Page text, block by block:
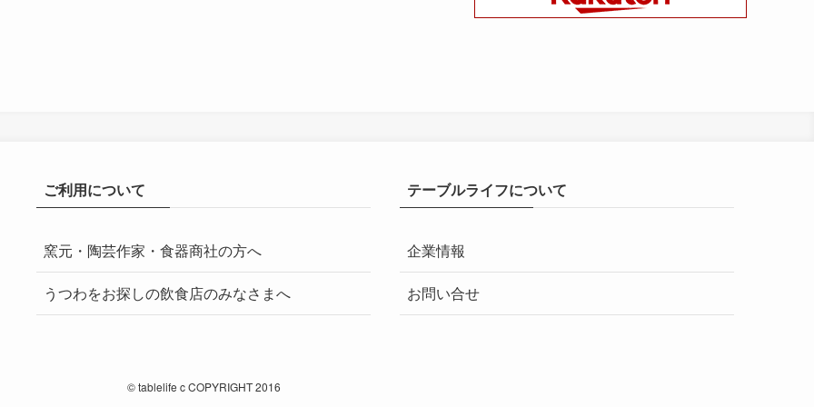
ご利用について
窯元・陶芸作家・食器商社の方へ
うつわをお探しの飲食店のみなさまへ
テーブルライフについて
企業情報
お問い合せ
©tablelife c COPYRIGHT 2016